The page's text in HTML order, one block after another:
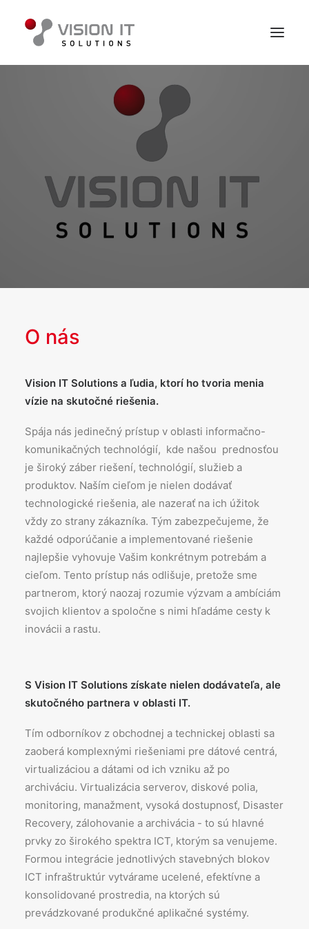
Technológie
Kontakt
O nás
Vision IT Solutions a ľudia, ktorí ho tvoria menia
vízie na skutočné riešenia.
Spája nás jedinečný prístup v oblasti informačno-
komunikačných technológií, kde našou prednosťou
je široký záber riešení, technológií, služieb a
produktov. Naším cieľom je nielen dodávať
technologické riešenia, ale nazerať na ich úžitok
vždy zo strany zákazníka. Tým zabezpečujeme, že
každé odporúčanie a implementované riešenie
najlepšie vyhovuje Vašim konkrétnym potrebám a
cieľom. Tento prístup nás odlišuje, pretože sme
partnerom, ktorý naozaj rozumie výzvam a ambíciám
svojich klientov a spoločne s nimi hľadáme cesty k
inovácii a rastu.
S Vision IT Solutions získate nielen dodávateľa, ale
skutočného partnera v oblasti IT.
Tím odborníkov z obchodnej a technickej oblasti sa
zaoberá komplexnými riešeniami pre dátové centrá,
virtualizáciou a dátami od ich vzniku až po
archiváciu. Virtualizácia serverov, diskové polia,
monitoring, manažment, vysoká dostupnosť, Disaster
Recovery, zálohovanie a archivácia - to sú hlavné
prvky zo širokého spektra ICT, ktorým sa venujeme.
Formou integrácie jednotlivých stavebných blokov
ICT infraštruktúr vytvárame ucelené, efektívne a
konsolidované prostredia, na ktorých sú
prevádzkované produkčné aplikačné systémy.